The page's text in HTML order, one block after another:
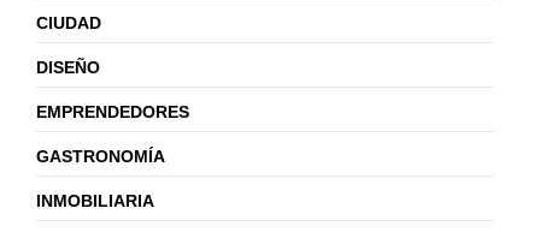
CIUDAD
DISEÑO
EMPRENDEDORES
GASTRONOMÍA
INMOBILIARIA